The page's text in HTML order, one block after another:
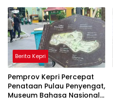
Berita Kepri
Pemprov Kepri Percepat
Penataan Pulau Penyengat,
Museum Bahasa Nasional